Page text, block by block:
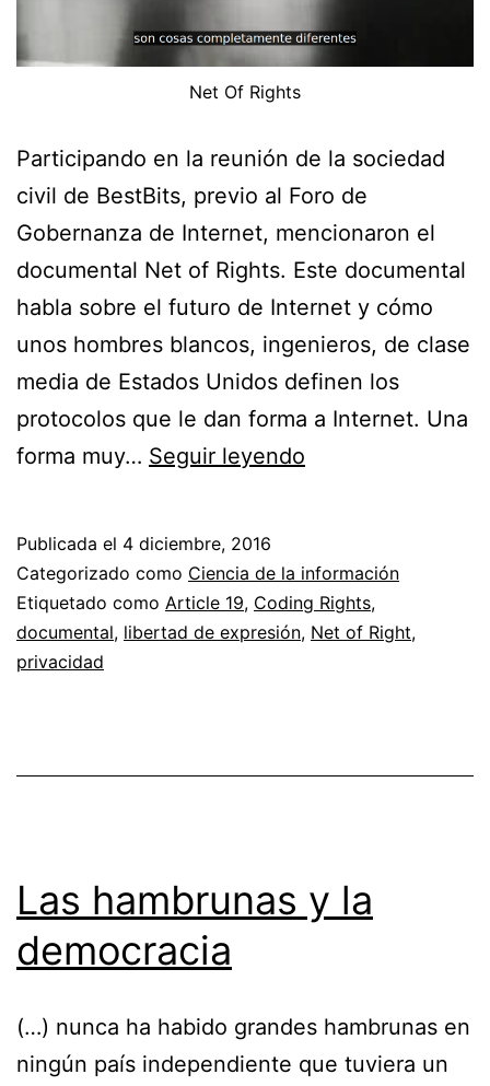
Net Of Rights
Participando en la reunión de la sociedad
civil de BestBits, previo al Foro de
Gobernanza de Internet, mencionaron el
documental Net of Rights. Este documental
habla sobre el futuro de Internet y cómo
unos hombres blancos, ingenieros, de clase
media de Estados Unidos definen los
protocolos que le dan forma a Internet. Una
forma muy… Seguir leyendo
derechos»
y
el
Publicada el 4 diciembre, 2016
Categorizado como Ciencia de la información
Etiquetado como Article 19, Coding Rights,
documental, libertad de expresión, Net of Right,
privacidad
Las hambrunas y la
democracia
(…) nunca ha habido grandes hambrunas en
ningún país independiente que tuviera un